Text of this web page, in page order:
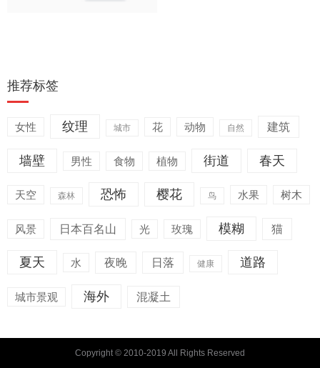
推荐标签
女性 纹理 城市 花 动物 自然 建筑
墙壁 男性 食物 植物 街道 春天
天空 森林 恐怖 樱花 鸟 水果 树木
风景 日本百名山 光 玫瑰 模糊 猫
夏天 水 夜晚 日落 健康 道路
城市景观 海外 混凝土
Copyright © 2010-2019 All Rights Reserved